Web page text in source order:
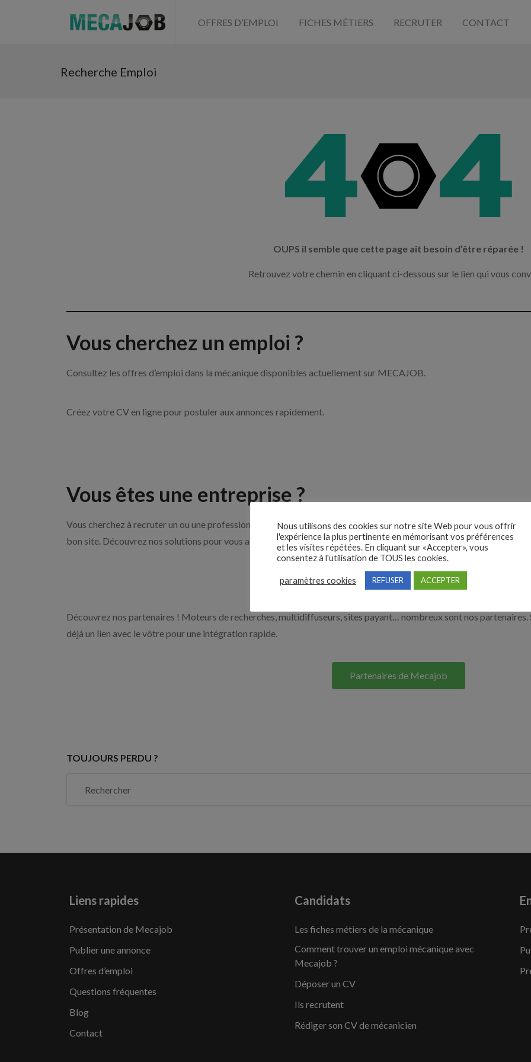
OFFRES D’EMPLOI FICHES MÉTIERS RECRUTER CONTACT
Recherche Emploi
OUPS il semble que cette page ait besoin d’être réparée !
Retrouvez votre chemin en cliquant ci-dessous sur le lien qui vous
Vous cherchez un emploi ?
Consultez les offres d’emploi dans la mécanique disponibles actuellement sur MECAJOB.
Créez votre CV en ligne pour postuler aux annonces rapidement.
Vous êtes une entreprise ?
Vous cherchez à recruter un ou une professionnelle de la mécanique par exemple un mécanicien, un chef d’atelier
bon site. Découvrez nos solutions pour vous aider à recruter en cliquant sur le bouton ci-dessous.
Nos solutions entreprises
Découvrez nos partenaires ! Moteurs de recherches, multidiffuseurs, sites payant… nombreux sont nos partenaires.
déjà un lien avec le vôtre pour une intégration rapide.
Partenaires de Mecajob
TOUJOURS PERDU ?
Liens rapides
Présentation de Mecajob
Publier une annonce
Offres d’emploi
Questions fréquentes
Blog
Contact
Candidats
Les fiches métiers de la mécanique
Comment trouver un emploi mécanique avec
Mecajob ?
Déposer un CV
Ils recrutent
Rédiger son CV de mécanicien
Nous utilisons des cookies sur notre site Web pour vous offrir
l'expérience la plus pertinente en mémorisant vos préférences
et les visites répétées. En cliquant sur «Accepter», vous
consentez à l'utilisation de TOUS les cookies.
paramètres cookies REFUSER ACCEPTER